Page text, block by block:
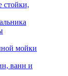
стойки,
мойки
ванн и